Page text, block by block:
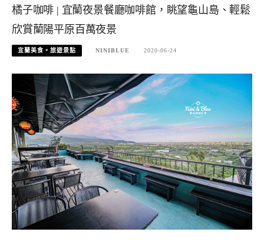
橘子咖啡 | 宜蘭夜景餐廳咖啡館，眺望龜山島、輕鬆
欣賞蘭陽平原百萬夜景
宜蘭美食。旅遊景點 NINIBLUE 2020-06-24